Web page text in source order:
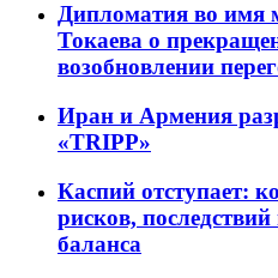
Дипломатия во имя
Токаева о
возобновлении
Иран и Армения
«TRIPP»
Каспий отступает:
рисков,
баланса